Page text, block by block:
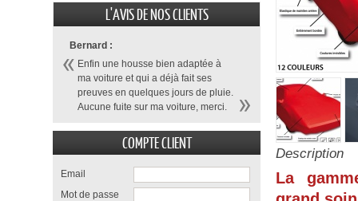
Description
La
L'AVIS DE NOS CLIENTS
Bernard :
Enfin une housse bien adaptée à
ma voiture et qui a déjà fait ses
preuves en quelques jours de pluie.
Aucune fuite sur ma voiture, merci.
COMPTE CLIENT
Email
Mot de passe